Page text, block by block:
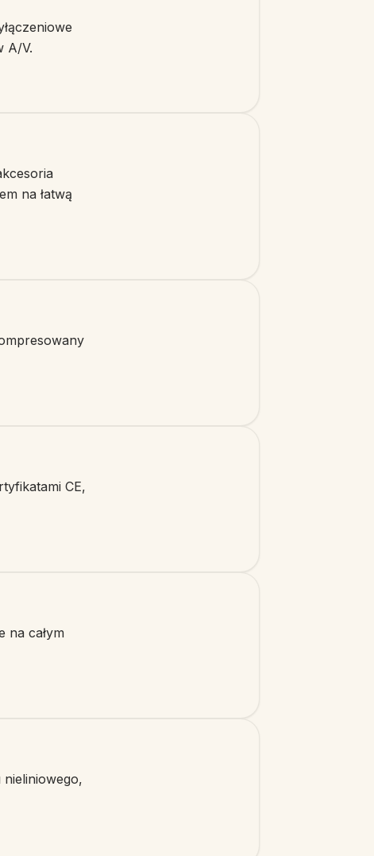
A/V.
na łatwą
CE,
na całym